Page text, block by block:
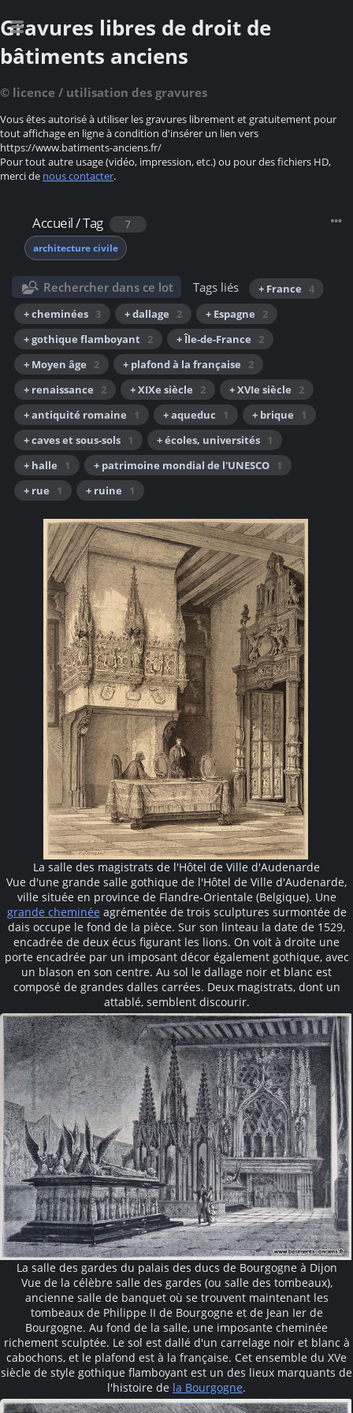
Gravures libres de droit de
bâtiments anciens
© licence / utilisation des gravures
Vous êtes autorisé à utiliser les gravures librement et gratuitement pour
tout affichage en ligne à condition d'insérer un lien vers
https://www.batiments-anciens.fr/
Pour tout autre usage (vidéo, impression, etc.) ou pour des fichiers HD,
merci de nous contacter.
Accueil/Tag
7
architecture civile
Rechercher dans ce lot Tags liés + France 4
+ cheminées 3 + dallage 2 + Espagne
2
+ gothique flamboyant 2 + Île-de-France
2
+ Moyen âge
2 + plafond à la française
2
+ renaissance
2 + XIXe siècle 2 + XVIe siècle
2
+ antiquité romaine
1 + aqueduc 1 + brique
1
+ caves et sous-sols 1 + écoles, universités 1
+ halle
1 + patrimoine mondial de l'UNESCO 1
+ rue
1 + ruine 1
La salle des magistrats de l'Hôtel de Ville d'Audenarde
Vue d'une grande salle gothique de l'Hôtel de Ville d'Audenarde,
ville située en province de Flandre-Orientale (Belgique). Une
grande cheminéeagrémentée de trois sculptures surmontée de
dais occupe le fond de la pièce. Sur son linteau la date de 1529,
encadrée de deux écus figurant les lions. On voit à droite une
porte encadrée par un imposant décor également gothique, avec
un blason en son centre. Au sol le dallage noir et blanc est
composé de grandes dalles carrées. Deux magistrats, dont un
attablé, semblent discourir.
La salle des gardes du palais des ducs de Bourgogne à Dijon
Vue de la célèbre salle des gardes (ou salle des tombeaux),
ancienne salle de banquet où se trouvent maintenant les
tombeaux de Philippe II de Bourgogne et de Jean Ier de
Bourgogne. Au fond de la salle, une imposante cheminée
richement sculptée. Le sol est dallé d'un carrelage noir et blanc à
cabochons, et le plafond est à la française. Cet ensemble du XVe
siècle de style gothique flamboyant est un des lieux marquants de
l'histoire de la Bourgogne.